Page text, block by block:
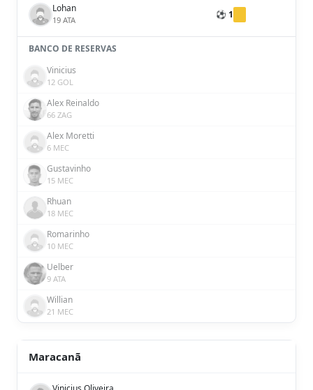
Lohan
19 ATA ⚽ 1
BANCO DE RESERVAS
Vinicius
12 GOL
Alex Reinaldo
66 ZAG
Alex Moretti
6 MEC
Gustavinho
15 MEC
Rhuan
18 MEC
Romarinho
10 MEC
Uelber
9 ATA
Willian
21 MEC
Maracanã